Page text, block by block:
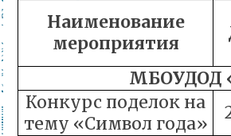
Наименование
мероприятия
МБОУДОД
Конкурс поделок на
тему «Символ года»